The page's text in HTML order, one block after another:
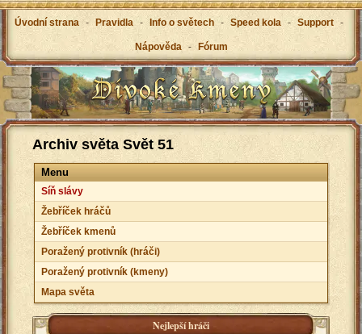
Úvodní strana - Pravidla - Info o světech - Speed kola - Support -
Nápověda - Fórum
Archiv světa Svět 51
Menu
Síň slávy
Žebříček hráčů
Žebříček kmenů
Poražený protivník (hráči)
Poražený protivník (kmeny)
Mapa světa
Nejlepší hráči